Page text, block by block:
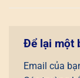
Để lại một
Email của